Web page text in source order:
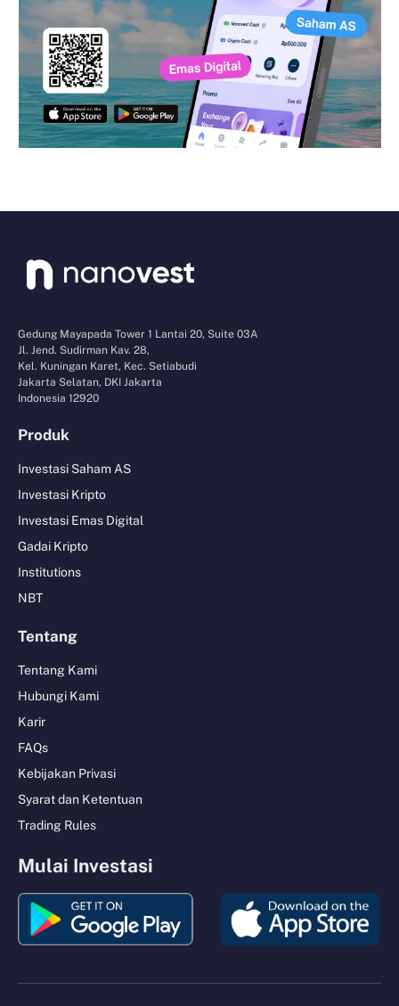
Gedung Mayapada Tower 1 Lantai 20, Suite 03A
Jl. Jend. Sudirman Kav. 28,
Kel. Kuningan Karet, Kec. Setiabudi
Jakarta Selatan, DKI Jakarta
Indonesia 12920
Produk
Investasi Saham AS
Investasi Kripto
Investasi Emas Digital
Gadai Kripto
Institutions
NBT
Tentang
Tentang Kami
Hubungi Kami
Karir
FAQs
Kebijakan Privasi
Syarat dan Ketentuan
Trading Rules
Mulai Investasi